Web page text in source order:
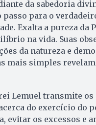
da sabedoria
para o
Exalta a pureza da
na vida. Suas
da natureza e
mais simples
Lemuel transmite os
do exercício do
evitar os excessos e